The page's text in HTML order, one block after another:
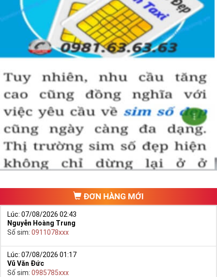
ĐƠN HÀNG MỚI
Lúc: 07/08/2026 02:43
Nguyễn Hoàng Trung
Số sim: 0911078xxx
Lúc: 07/08/2026 01:17
Vũ Văn Đức
Số sim: 0985785xxx